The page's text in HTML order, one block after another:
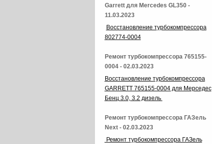
Garrett для Mercedes GL350 -
11.03.2023
Восстановление турбокомпрессора
802774-0004
Ремонт турбокомпрессора 765155-
0004 - 02.03.2023
Восстановление турбокомпрессора
GARRETT 765155-0004 для Мерседес
Бенц 3.0, 3.2 дизель
Ремонт турбокомпрессора ГАЗель
Next - 02.03.2023
Ремонт турбокомпрессора ГАЗель